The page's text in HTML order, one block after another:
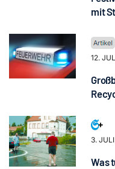
mit
12.
3.
Was